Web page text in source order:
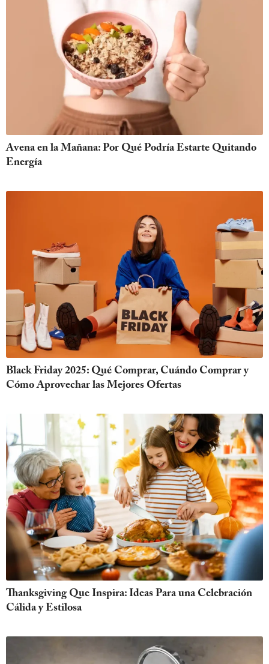
Avena en la Mañana: Por Qué Podría Estarte Quitando
Energía
Black Friday 2025: Qué Comprar, Cuándo Comprar y
Cómo Aprovechar las Mejores Ofertas
Thanksgiving Que Inspira: Ideas Para una Celebración
Cálida y Estilosa